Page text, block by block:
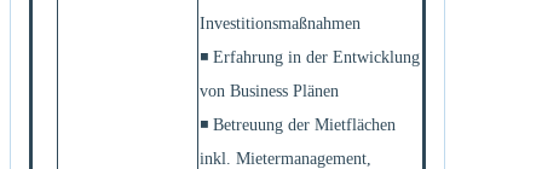
Investitionsmaßnahmen
◾ Erfahrung in der Entwicklung
von Business Plänen
◾ Betreuung der Mietflächen
inkl. Mietermanagement,